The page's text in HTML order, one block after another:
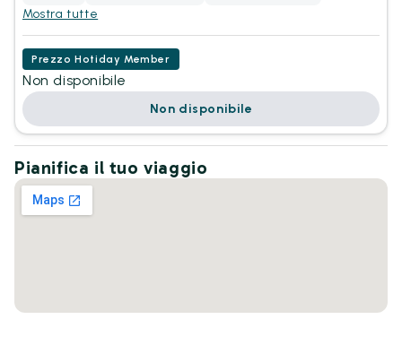
Mostra tutte
Prezzo Hotiday Member
Non disponibile
Non disponibile
Pianifica il tuo viaggio